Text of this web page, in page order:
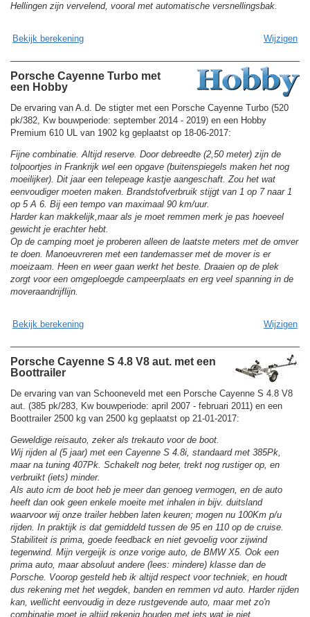
Hellingen zijn vervelend, vooral met automatische versnellingsbak.
Bekijk berekening Wijzigen
Porsche Cayenne Turbo met
een Hobby
De ervaring van A.d. De stigter met een Porsche Cayenne Turbo (520
pk/382, Kw bouwperiode: september 2014 - 2019) en een Hobby
Premium 610 UL van 1902 kg geplaatst op 18-06-2017:
Fijne combinatie. Altijd reserve. Door debreedte (2,50 meter) zijn de
tolpoortjes in Frankrijk wel een opgave (buitenspiegels maken het nog
moeilijker). Dit jaar een telepeage kastje aangeschaft. Zou het wat
eenvoudiger moeten maken. Brandstofverbruik stijgt van 1 op 7 naar 1
op 5 A 6. Bij een tempo van maximaal 90 km/uur.
Harder kan makkelijk,maar als je moet remmen merk je pas hoeveel
gewicht je erachter hebt.
Op de camping moet je proberen alleen de laatste meters met de omver
te doen. Manoeuvreren met een tandemasser met de mover is er
moeizaam. Heen en weer gaan werkt het beste. Draaien op de plek
zorgt voor een omgeploegde campeerplaats en erg veel spanning in de
moveraandrijflijn.
Bekijk berekening Wijzigen
Porsche Cayenne S 4.8 V8 aut. met een
Boottrailer
De ervaring van van Schooneveld met een Porsche Cayenne S 4.8 V8
aut. (385 pk/283, Kw bouwperiode: april 2007 - februari 2011) en een
Boottrailer 2500 kg van 2500 kg geplaatst op 21-01-2017:
Geweldige reisauto, zeker als trekauto voor de boot.
Wij rijden al (5 jaar) met een Cayenne S 4.8i, standaard met 385Pk,
maar na tuning 407Pk. Schakelt nog beter, trekt nog rustiger op, en
verbruikt (iets) minder.
Als auto icm de boot heb je meer dan genoeg vermogen, en de auto
heeft dan ook geen enkele moeite met inhalen in bijv. duitsland
waarvoor wij onze trailer hebben laten keuren; mogen nu 100Km p/u
rijden. In praktijk is dat gemiddeld tussen de 95 en 110 op de cruise.
Stabiliteit is prima, goede feedback en niet gevoelig voor zijwind
tegenwind. Mijn vergeijk is onze vorige auto, de BMW X5. Ook een
prima auto, maar absoluut andere (lees: mindere) klasse dan de
Porsche. Voorop gesteld heb ik altijd respect voor techniek, en houdt
dus rekening met het wegdek, banden en remmen vd auto. Harder rijden
kan, wellicht eenvoudig in deze rustgevende auto, maar met zo'n
combinatie moet je altijd rekenig houden met iets wat je niet